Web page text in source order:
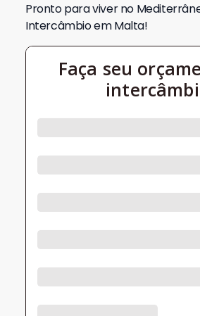
Pronto para viver no
Intercâmbio em Malta!